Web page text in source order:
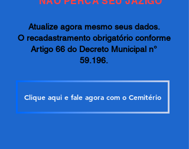
Atualize agora mesmo seus dados.
O recadastramento obrigatório conforme
Artigo 66 do Decreto Municipal n°
59.196.
Clique aqui e fale agora com o Cemitério